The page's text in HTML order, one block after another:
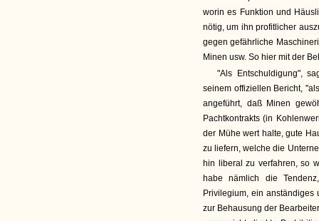
worin es Funktion und
nötig, um ihn profitlicher
gegen gefährliche
Minen usw. So hier mit der
"Als Entschuldigung",
seinem offiziellen Bericht,
angeführt, daß Minen
Pachtkontrakts (in
der Mühe wert halte, gute
zu liefern, welche die
hin liberal zu verfahren, so
habe nämlich die
Privilegium, ein anständiges
zur Behausung der